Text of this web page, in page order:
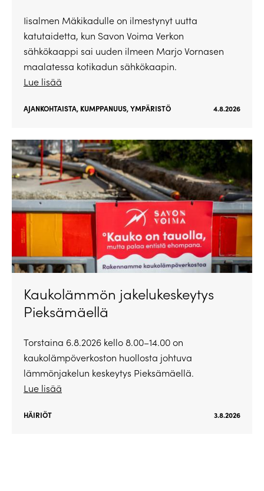
Iisalmen Mäkikadulle on ilmestynyt uutta
katutaidetta, kun Savon Voima Verkon
sähkökaappi sai uuden ilmeen Marjo Vornasen
maalatessa kotikadun sähkökaapin.
Lue lisää
AJANKOHTAISTA, KUMPPANUUS,YMPÄRISTÖ 4.8.2026
Kaukolämmön jakelukeskeytys
Pieksämäellä
Torstaina 6.8.2026 kello 8.00–14.00 on
kaukolämpöverkoston huollosta johtuva
lämmönjakelun keskeytys Pieksämäellä.
Lue lisää
HÄIRIÖT 3.8.2026